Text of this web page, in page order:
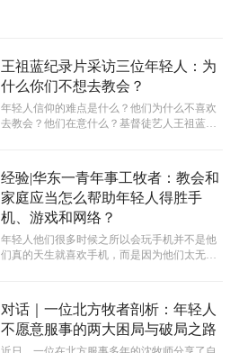
王祖蓝纪录片采访三位年轻人：为
什么你们不想去教会？
年轻人信仰的难点是什么？他们为什么不喜欢
去教会？他们在意什么？基督徒艺人王祖蓝带
经验|华东一青年事工牧者：教会和
家庭应当怎么帮助年轻人得胜手
机、游戏和网络？
年轻人他们很多时候之所以会玩手机并不是他
们真的天生就喜欢手机，而是因为他们太无聊
对话｜一位北方牧者剖析：年轻人
不愿意服事的两大困局与破局之路